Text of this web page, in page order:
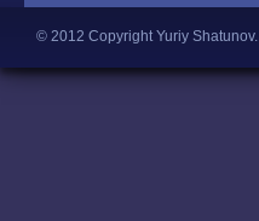
© 2012 Copyright Yuriy Shatunov.